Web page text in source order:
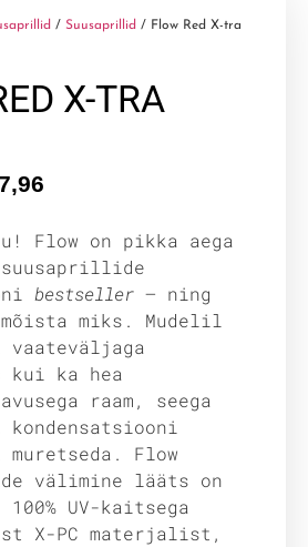
/ Suusaprillid / Flow Red X-tra
X-TRA
Flow on pikka aega
bestseller — ning
miks. Mudelil
kui ka hea
raam, seega
Flow
välimine lääts on
UV-kaitsega
X-PC materjalist,